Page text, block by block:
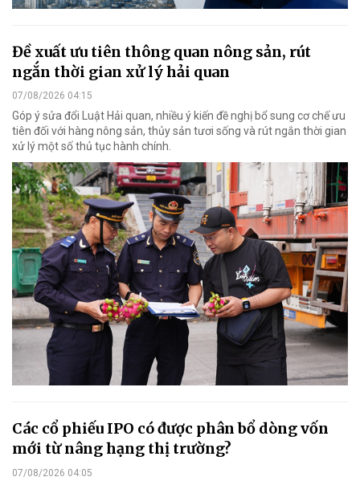
Đề xuất ưu tiên thông quan nông sản, rút
ngắn thời gian xử lý hải quan
07/08/2026 04:15
Góp ý sửa đổi Luật Hải quan, nhiều ý kiến đề nghị bổ sung cơ chế ưu
tiên đối với hàng nông sản, thủy sản tươi sống và rút ngắn thời gian
xử lý một số thủ tục hành chính.
Các cổ phiếu IPO có được phân bổ dòng vốn
mới từ nâng hạng thị trường?
07/08/2026 04:05